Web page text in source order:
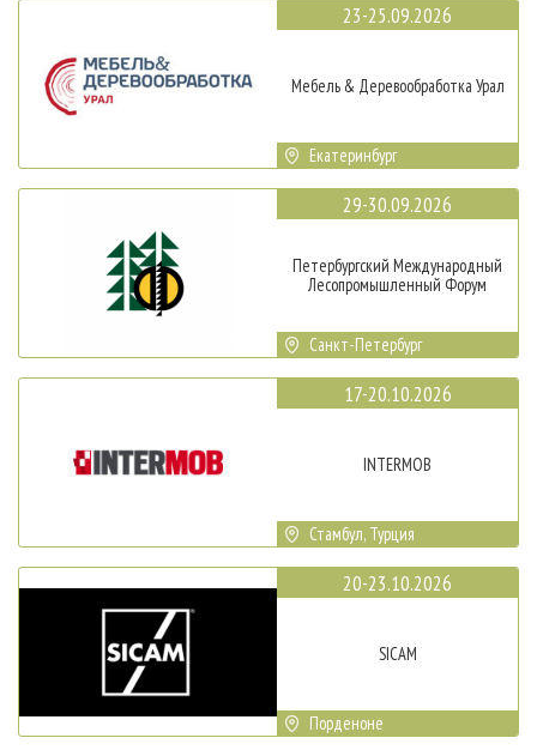
23-25.09.2026
Мебель & Деревообработка Урал
Екатеринбург
29-30.09.2026
Петербургский Международный
Лесопромышленный Форум
Санкт-Петербург
17-20.10.2026
INTERMOB
Стамбул, Турция
20-23.10.2026
SICAM
Порденоне